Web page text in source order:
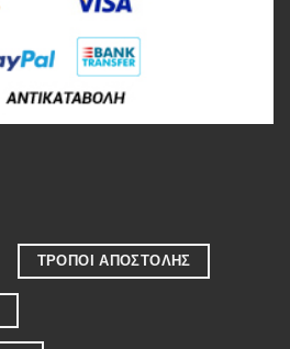
ΤΡΟΠΟΙ ΑΠΟΣΤΟΛΗΣ